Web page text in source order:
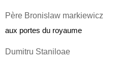
aux portes du royaume